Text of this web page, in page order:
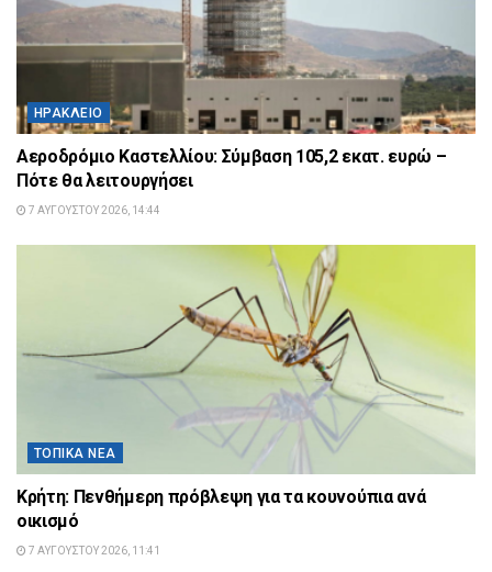
ΗΡΆΚΛΕΙΟ
Αεροδρόμιο Καστελλίου: Σύμβαση 105,2 εκατ. ευρώ –
Πότε θα λειτουργήσει
7 ΑΥΓΟΎΣΤΟΥ 2026, 14:44
ΤΟΠΙΚΆ ΝΈΑ
Κρήτη: Πενθήμερη πρόβλεψη για τα κουνούπια ανά
οικισμό
7 ΑΥΓΟΎΣΤΟΥ 2026, 11:41